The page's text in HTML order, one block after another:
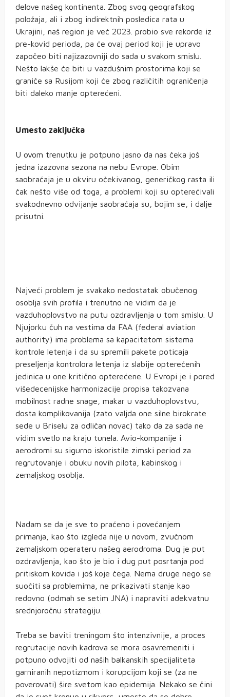
delove našeg kontinenta. Zbog svog geografskog
položaja, ali i zbog indirektnih posledica rata u
Ukrajini, naš region je već 2023. probio sve rekorde iz
pre-kovid perioda, pa će ovaj period koji je upravo
započeo biti najizazovniji do sada u svakom smislu.
Nešto lakše će biti u vazdušnim prostorima koji se
graniče sa Rusijom koji će zbog različitih ograničenja
biti daleko manje opterećeni.
Umesto zaključka
U ovom trenutku je potpuno jasno da nas čeka još
jedna izazovna sezona na nebu Evrope. Obim
saobraćaja je u okviru očekivanog, generičkog rasta ili
čak nešto više od toga, a problemi koji su opterećivali
svakodnevno odvijanje saobraćaja su, bojim se, i dalje
prisutni.
Najveći problem je svakako nedostatak obučenog
osoblja svih profila i trenutno ne vidim da je
vazduhoplovstvo na putu ozdravljenja u tom smislu. U
Njujorku čuh na vestima da FAA (federal aviation
authority) ima problema sa kapacitetom sistema
kontrole letenja i da su spremili pakete poticaja
preseljenja kontrolora letenja iz slabije opterećenih
jedinica u one kritično opterećene. U Evropi je i pored
višedecenijske harmonizacije propisa takozvana
mobilnost radne snage, makar u vazduhoplovstvu,
dosta komplikovanija (zato valjda one silne birokrate
sede u Briselu za odličan novac) tako da za sada ne
vidim svetlo na kraju tunela. Avio-kompanije i
aerodromi su sigurno iskoristile zimski period za
regrutovanje i obuku novih pilota, kabinskog i
zemaljskog osoblja.
Nadam se da je sve to praćeno i povećanjem
primanja, kao što izgleda nije u novom, zvučnom
zemaljskom operateru našeg aerodroma. Dug je put
ozdravljenja, kao što je bio i dug put posrtanja pod
pritiskom kovida i još koje čega. Nema druge nego se
suočiti sa problemima, ne prikazivati stanje kao
redovno (odmah se setim JNA) i napraviti adekvatnu
srednjoročnu strategiju.
Treba se baviti treningom što intenzivnije, a proces
regrutacije novih kadrova se mora osavremeniti i
potpuno odvojiti od naših balkanskih specijaliteta
garniranih nepotizmom i korupcijom koji se (za ne
poverovati) šire svetom kao epidemija. Nekako se čini